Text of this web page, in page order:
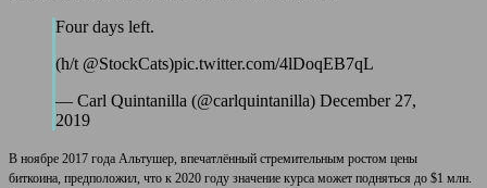
Four days left.
(h/t @StockCats)pic.twitter.com/4lDoqEB7qL
— Carl Quintanilla (@carlquintanilla) December 27,
2019
В ноябре 2017 года Альтушер, впечатлённый стремительным ростом цены
биткоина, предположил, что к 2020 году значение курса может подняться до $1 млн.